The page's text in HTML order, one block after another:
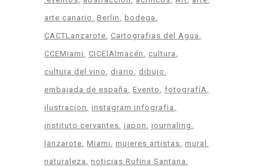
arte canario
Berlin
bodega
CACTLanzarote
Cartografias del Agua
CCEMiami
CICElAlmacén
cultura
cultura del vino
diario
dibujo
embajada de españa
Evento
fotografíA
ilustracion
instagram infografia
instituto cervantes japon
journaling
lanzarote Miami mujeres artistas mural
naturaleza
noticias Rufina Santana